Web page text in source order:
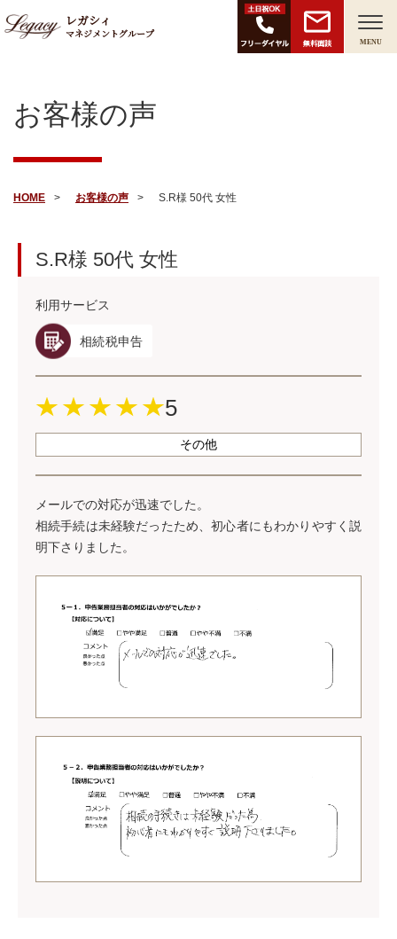
レガシィ
マネジメントグループ
無料面談 MENU
お客様の声
HOME お客様の声 S.R様 50代 女性
S.R様 50代 女性
利用サービス
相続税申告
5
その他
メールでの対応が迅速でした。
相続手続は未経験だったため、初心者にもわかりやすく説
明下さりました。